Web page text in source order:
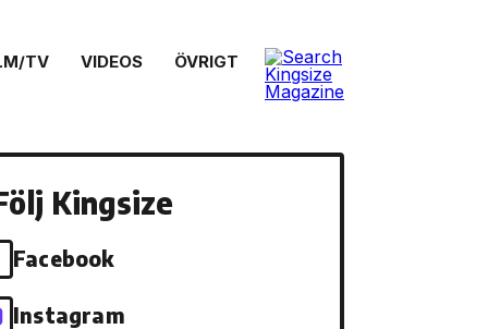
TV VIDEOS ÖVRIGT
Kingsize
Facebook
Instagram